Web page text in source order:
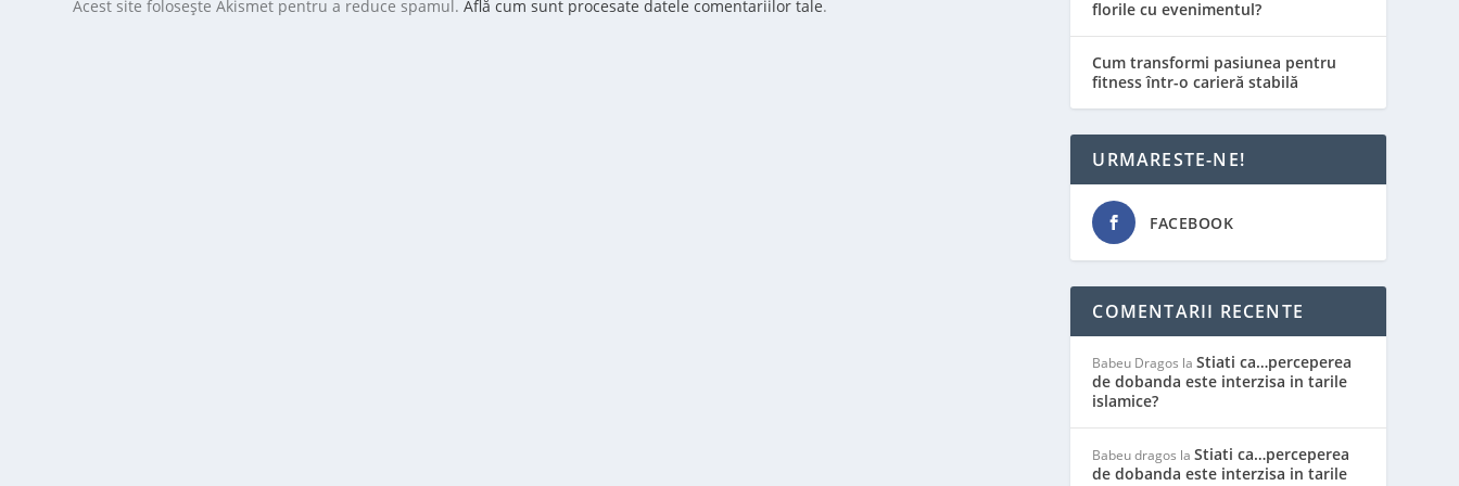
Acest site folosește Akismet pentru a reduce spamul.Află cum sunt procesate datele comentariilor tale. florile cu evenimentul?
Cum transformi pasiunea pentru
fitness într-o carieră stabilă
URMARESTE-NE!
FACEBOOK
COMENTARII RECENTE
Babeu Dragos laStiati ca…perceperea
de dobanda este interzisa in tarile
islamice?
Babeu dragos laStiati ca…perceperea
de dobanda este interzisa in tarile